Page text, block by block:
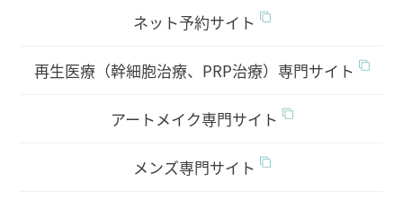
ネット予約サイト
再生医療（幹細胞治療、PRP治療）専門サイト
アートメイク専門サイト
メンズ専門サイト